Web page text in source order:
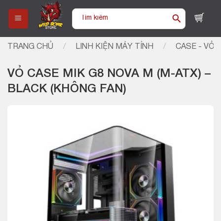
content
Tìm
TRANG CHỦ / LINH KIỆN MÁY TÍNH / CASE - VỎ
VỎ CASE MIK G8 NOVA M (M-ATX) –
BLACK (KHÔNG FAN)